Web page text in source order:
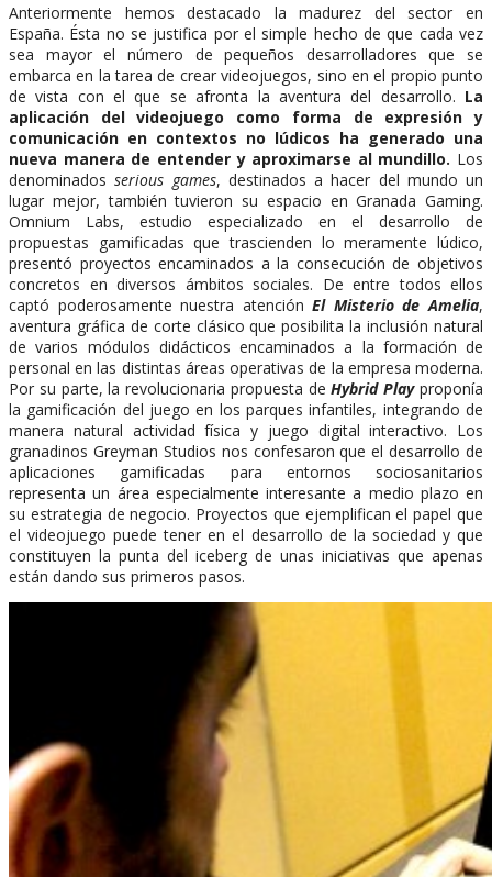
Anteriormente hemos destacado la madurez del sector en
España. Ésta no se justifica por el simple hecho de que cada vez
sea mayor el número de pequeños desarrolladores que se
embarca en la tarea de crear videojuegos, sino en el propio punto
de vista con el que se afronta la aventura del desarrollo. La
aplicación del videojuego como forma de expresión y
comunicación en contextos no lúdicos ha generado una
nueva manera de entender y aproximarse al mundillo. Los
denominadosserious games, destinados a hacer del mundo un
lugar mejor, también tuvieron su espacio en Granada Gaming.
Omnium Labs, estudio especializado en el desarrollo de
propuestas gamificadas que trascienden lo meramente lúdico,
presentó proyectos encaminados a la consecución de objetivos
concretos en diversos ámbitos sociales. De entre todos ellos
captó poderosamente nuestra atenciónEl Misterio de Amelia,
aventura gráfica de corte clásico que posibilita la inclusión natural
de varios módulos didácticos encaminados a la formación de
personal en las distintas áreas operativas de la empresa moderna.
Por su parte, la revolucionaria propuesta deHybrid Playproponía
la gamificación del juego en los parques infantiles, integrando de
manera natural actividad física y juego digital interactivo. Los
granadinos Greyman Studios nos confesaron que el desarrollo de
aplicaciones gamificadas para entornos sociosanitarios
representa un área especialmente interesante a medio plazo en
su estrategia de negocio. Proyectos que ejemplifican el papel que
el videojuego puede tener en el desarrollo de la sociedad y que
constituyen la punta del iceberg de unas iniciativas que apenas
están dando sus primeros pasos.